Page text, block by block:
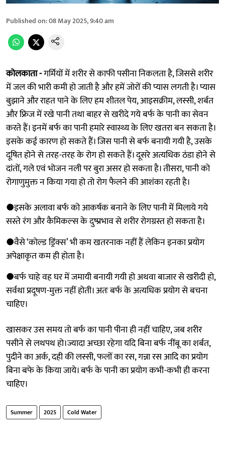
Published on:08 May 2025, 9:40 am
कोलकाता -गर्मियों में शरीर से काफी पसीना निकलता है, जिससे शरीर
में जल की भारी कमी हो जाती है और हमें जोरों की प्यास लगती है। प्यास
बुझाने और राहत पाने के लिए हम शीतल पेय, आइसक्रीम, लस्सी, शर्बत
और फ्रिज में रखे पानी तथा बाहर से खरीदे गये बर्फ के पानी का सेवन
करते हैं। इनमें बर्फ का पानी हमारे स्वास्थ्य के लिए खतरा बन सकता है।
इसके कई कारण हो सकते हैं। जिस पानी से बर्फ बनायी गयी है, उसके
दूषित होने से तरह-तरह के रोग हो सकते हैं। दूसरे अत्यधिक ठंडा होने से
दांतों, गले एवं भोजन नली पर बुरा असर हो सकता है। तीसरा, पानी को
रोगाणुमुक्त न किया गया हो तो रोग फैलने की आशंका रहती है।
●इसके अलावा बर्फ को आकर्षक बनाने के लिए पानी में मिलाये गये
सस्ते रंग और कैमिकल्स के दुष्प्रभाव से शरीर रोगग्रस्त हो सकता है।
●वैसे ‘कोल्ड ड्रिंक्स’ भी कम खतरनाक नहीं हैं लेकिन इनका प्रयोग
अपेक्षाकृत कम ही होता है।
●बर्फ चाहे वह घर में जमायी बनायी गयी हो अथवा बाजार से खरीदी हो,
सर्वथा प्रदूषण-मुक्त नहीं होती। अतः बर्फ के अत्यधिक प्रयोग से बचना
चाहिए।
खासकर उस समय तो बर्फ का पानी पीना ही नहीं चाहिए, जब शरीर
पसीने से लथपथ हो।ज्यादा अच्छा रहेगा यदि बिना बर्फ नींबू का शर्बत,
पुदीने का अर्क, दही की लस्सी, फलों का रस, गन्ना रस आदि का प्रयोग
बिना बफे के किया जाये। बर्फ के पानी का प्रयोग कभी-कभी ही करना
चाहिए।
Summer 2025 Cold Water